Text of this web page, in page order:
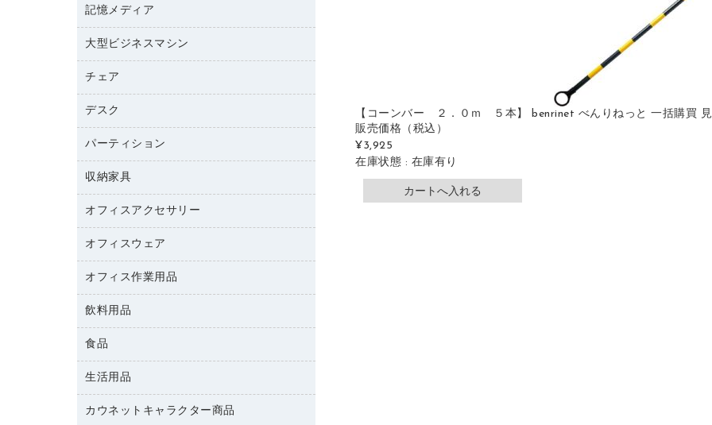
【コーンバー ２．０ｍ ５本】 benrinet べんりねっと 一括購買
販売価格 （税込）
¥3,925
在庫状態 : 在庫有り
リサイクルインクカートリッジ
ファクシミリトナー
トナーカートリッジ
コピートナー
ラベル用紙
プロッター用紙
ハガキ用紙
その他コピー用紙・プリンタ用紙
コピー用紙
マウスパッド
マウス
パソコンバッグ／収納用品
ネットワーク／ＬＡＮ機器
ネットワーク／ＬＡＮアクセサリー
セキュリティ用品
ＵＳＢハブ／ＵＳＢアクセサリー
ＯＡフィルター
ＯＡクリーナー／エアダスター
ＬＡＮケーブル
ＨＤＤ／ＳＳＤ
ディスプレイモニター
電話機
レーザープリンタ／複合機
メモリーカード
プロジェクタ
ファクシミリ
デジタルカメラ
スキャナー
コピー機
記憶メディア
ブルーレイディスク
ＣＤ－ＲＷ
ＣＤ－Ｒ
メディア収納用品
大型ビジネスマシン
プリンタ
チェア
応接イス・ベンチ
オフィスチェア
デスク
ミーティングテーブル
デスク
カウンター
パーティション
ホワイトボード・黒板
収納家具
保管庫・書庫
ロッカー・下駄箱
その他収納
オフィスアクセサリー
オフィスアクセサリー
オフィスウェア
医療・介護・ワーキングウェア
ブラウス・シャツ
アウター
オフィス作業用品
養生用品
防災用備蓄食品・飲料
台車・脚立
倉庫収納用品
飲料用品
緑茶飲料
茶葉・インスタント
紅茶・バラエティ飲料
レギュラーコーヒー
食品
食品
生活用品
浴室用品
カウネットキャラクター商品